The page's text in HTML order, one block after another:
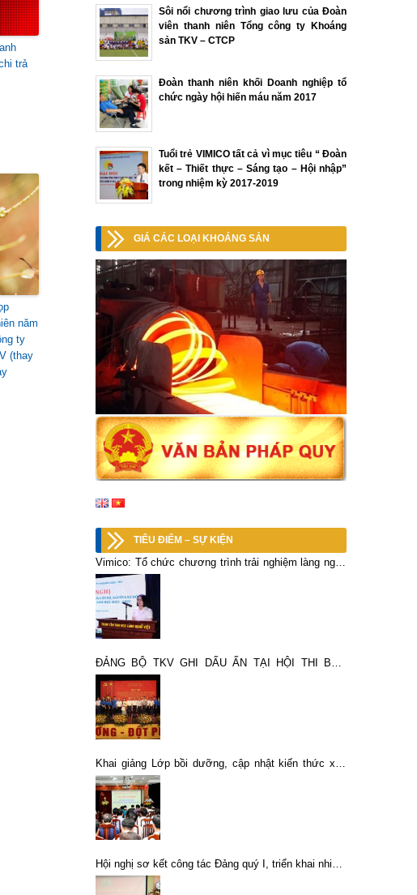
trả
năm
ty
(thay
Sôi nổi chương trình giao lưu của Đoàn
viên thanh niên Tổng công ty Khoáng
sản TKV – CTCP
Đoàn thanh niên khối Doanh nghiệp tổ
chức ngày hội hiến máu năm 2017
Tuổi trẻ VIMICO tất cả vì mục tiêu “ Đoàn
kết – Thiết thực – Sáng tạo – Hội nhập”
trong nhiệm kỳ 2017-2019
GIÁ CÁC LOẠI KHOÁNG SẢN
TIÊU ĐIỂM – SỰ KIỆN
Vimico: Tổ chức chương trình trải nghiệm làng nghề
gốm Bát Tràng và tuyên dương con CBCNV-LĐ xuất
sắc năm học 2024–2025
ĐẢNG BỘ TKV GHI DẤU ẤN TẠI HỘI THI BÁO
CÁO VIÊN, TUYÊN TRUYỀN VIÊN GIỎI ĐẢNG BỘ
BỘ TÀI CHÍNH NĂM 2026
Khai giảng Lớp bồi dưỡng, cập nhật kiến thức xây
dựng Đảng năm 2021
Hội nghị sơ kết công tác Đảng quý I, triển khai nhiệm
vụ quý II năm 2024